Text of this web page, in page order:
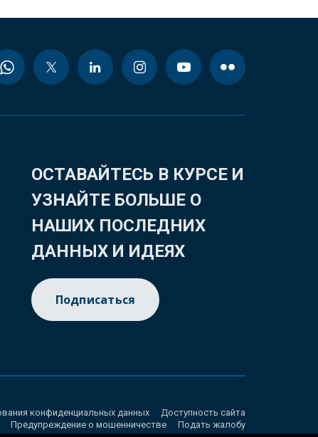
ОСТАВАЙТЕСЬ В КУРСЕ И
УЗНАЙТЕ БОЛЬШЕ О
НАШИХ ПОСЛЕДНИХ
ДАННЫХ И ИДЕЯХ
Подписаться
конфиденциальных данных
Доступность сайта
Предупреждение о мошенничестве Подать жалобу